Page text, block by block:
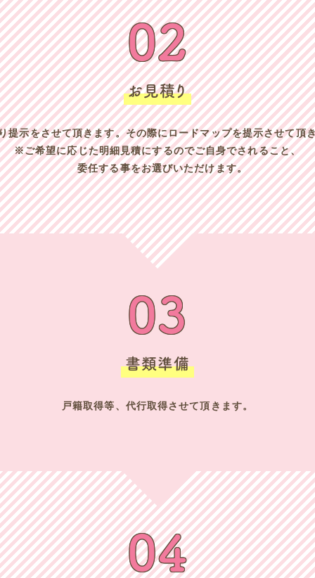
02
お見積り
提示をさせて頂きます。その際にロードマップを提示させて頂
※ご希望に応じた明細見積にするのでご自身でされること、
委任する事をお選びいただけます。
03
書類準備
戸籍取得等、代行取得させて頂きます。
04